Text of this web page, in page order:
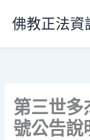
要
佛教正法資
第三世多
號公告說